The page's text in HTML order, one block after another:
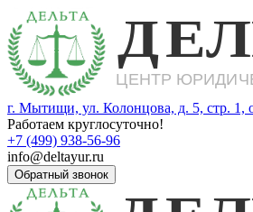
г. Мытищи, ул. Колонцова, д. 5, стр. 1,
Работаем круглосуточно!
+7 (499) 938-56-96
info@deltayur.ru
Обратный звонок